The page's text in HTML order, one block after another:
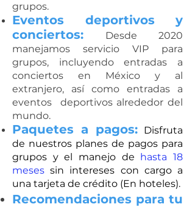
grupos.
Eventos deportivos y
conciertos: Desde 2020
manejamos servicio VIP para
grupos, incluyendo entradas a
conciertos en México y al
extranjero, así como entradas a
eventos deportivos alrededor del
mundo.
Paquetes a pagos: Disfruta
de nuestros planes de pagos para
grupos y el manejo de hasta 18
mesessin intereses con cargo a
una tarjeta de crédito (En hoteles).
Recomendaciones para tu